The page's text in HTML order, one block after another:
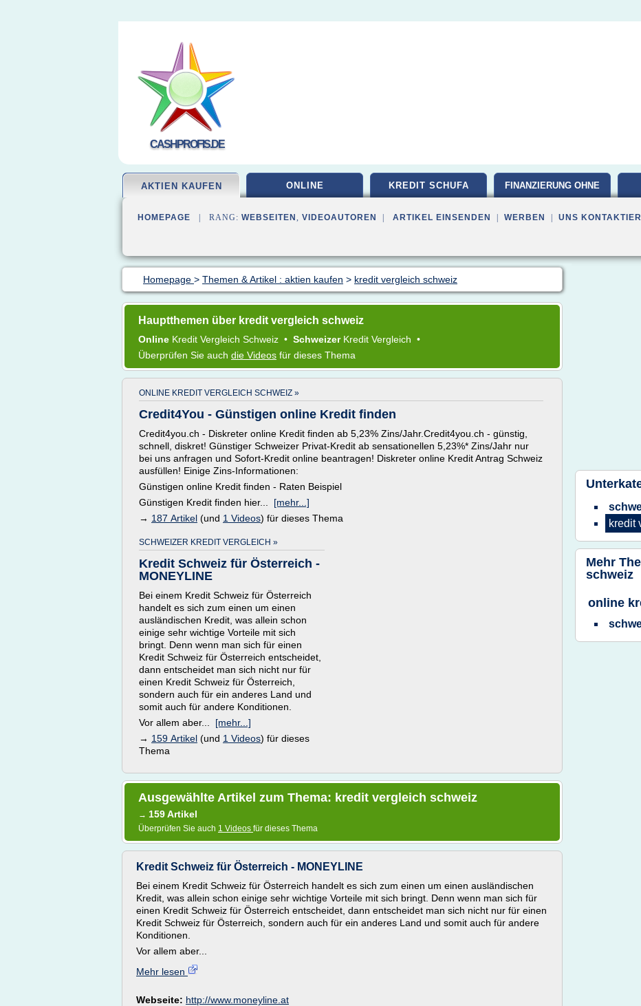
CASHPROFIS.DE
AKTIEN KAUFEN ONLINE KREDIT SCHUFA FINANZIERUNG OHNE
HOMEPAGE | RANG: WEBSEITEN , VIDEOAUTOREN ARTIKEL EINSENDEN WERBEN UNS
Homepage > Themen & Artikel : aktien kaufen > kredit vergleich schweiz
Hauptthemen über kredit vergleich schweiz
Online Kredit Vergleich Schweiz • Schweizer Kredit Vergleich •
Überprüfen Sie auch die Videos für dieses Thema
ONLINE KREDIT VERGLEICH SCHWEIZ »
Credit4You - Günstigen online Kredit finden
Credit4you.ch - Diskreter online Kredit finden ab 5,23% Zins/Jahr.Credit4you.ch - günstig,
schnell, diskret! Günstiger Schweizer Privat-Kredit ab sensationellen 5,23%* Zins/Jahr nur
bei uns anfragen und Sofort-Kredit online beantragen! Diskreter online Kredit Antrag Schweiz
ausfüllen! Einige Zins-Informationen:
Günstigen online Kredit finden - Raten Beispiel
Günstigen Kredit finden hier... [mehr...]
→ 187 Artikel (und 1 Videos) für dieses Thema
SCHWEIZER KREDIT VERGLEICH »
Kredit Schweiz für Österreich -
MONEYLINE
Bei einem Kredit Schweiz für Österreich
handelt es sich zum einen um einen
ausländischen Kredit, was allein schon
einige sehr wichtige Vorteile mit sich
bringt. Denn wenn man sich für einen
Kredit Schweiz für Österreich entscheidet,
dann entscheidet man sich nicht nur für
einen Kredit Schweiz für Österreich,
sondern auch für ein anderes Land und
somit auch für andere Konditionen.
Vor allem aber... [mehr...]
→ 159 Artikel (und 1 Videos) für dieses
Thema
Ausgewählte Artikel zum Thema: kredit vergleich schweiz
→ 159 Artikel
Überprüfen Sie auch 1 Videos für dieses Thema
Kredit Schweiz für Österreich - MONEYLINE
Bei einem Kredit Schweiz für Österreich handelt es sich zum einen um einen ausländischen
Kredit, was allein schon einige sehr wichtige Vorteile mit sich bringt. Denn wenn man sich für
einen Kredit Schweiz für Österreich entscheidet, dann entscheidet man sich nicht nur für einen
Kredit Schweiz für Österreich, sondern auch für ein anderes Land und somit auch für andere
Konditionen.
Vor allem aber...
Mehr lesen
Webseite: http://www.moneyline.at
kredit
Mehr
schweiz
online